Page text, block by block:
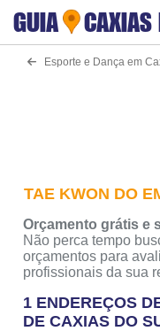
GUIA CAXIAS
Esporte e Dança em
TAE KWON DO
Orçamento grátis e
Não perca tempo
orçamentos para
profissionais da sua
1 ENDEREÇOS
DE CAXIAS DO